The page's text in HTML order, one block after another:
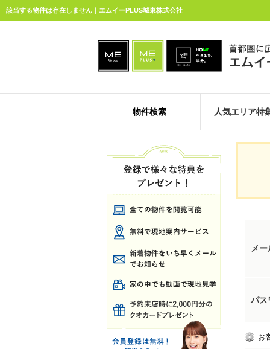
該当する物件は存在しません｜エムイーPLUS城東株式会社
物件検索 人気エリア特
メ
パス
お